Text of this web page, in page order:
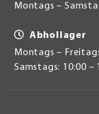
Montags –
Abhollager
Montags –
Samstags: 10:00 –